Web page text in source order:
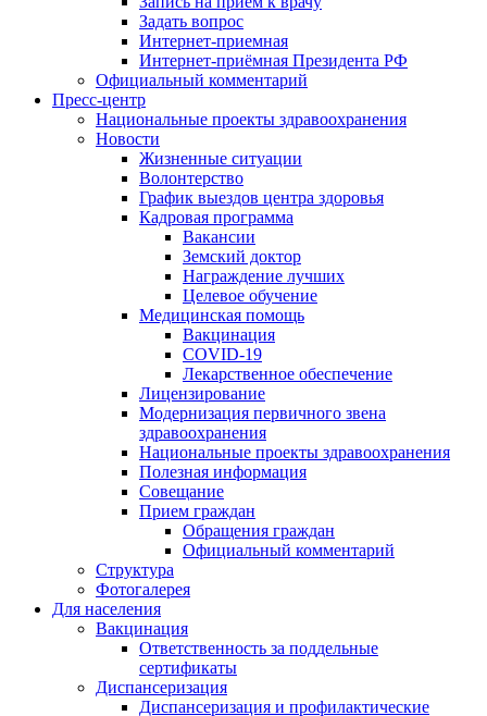
Задать вопрос
Интернет-приемная
Интернет-приёмная Президента РФ
Официальный комментарий
Пресс-центр
Национальные проекты здравоохранения
Новости
Жизненные ситуации
Волонтерство
График выездов центра здоровья
Кадровая программа
Вакансии
Земский доктор
Награждение лучших
Целевое обучение
Медицинская помощь
Вакцинация
COVID-19
Лекарственное обеспечение
Лицензирование
Модернизация первичного звена
здравоохранения
Национальные проекты здравоохранения
Полезная информация
Совещание
Прием граждан
Обращения граждан
Официальный комментарий
Структура
Фотогалерея
Для населения
Вакцинация
Ответственность за поддельные
сертификаты
Диспансеризация
Диспансеризация и профилактические